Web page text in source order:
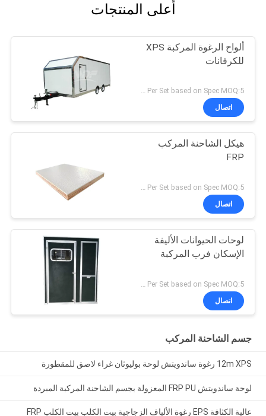
أعلى المنتجات
ألواح الرغوة المركبة XPS
للكرفانات
2000-10000USD Per Set based on Spec MOQ:5 مجموعات
اتصال
هيكل الشاحنة المركب
FRP
2000-10000USD Per Set based on Spec MOQ:5 مجموعات
اتصال
لوحات الحيوانات الأليفة
الإسكان فرب المركبة
اتصال
جسم الشاحنة المركب
12m XPS رغوة ساندويتش لوحة بوليوثان غراء لاصق للمقطورة
لوحة ساندويتش FRP PU المعزولة بجسم الشاحنة المركبة المبردة
عالية الكثافة EPS رغوة الألياف الزجاجية بيت الكلب بيت الكلب FRP